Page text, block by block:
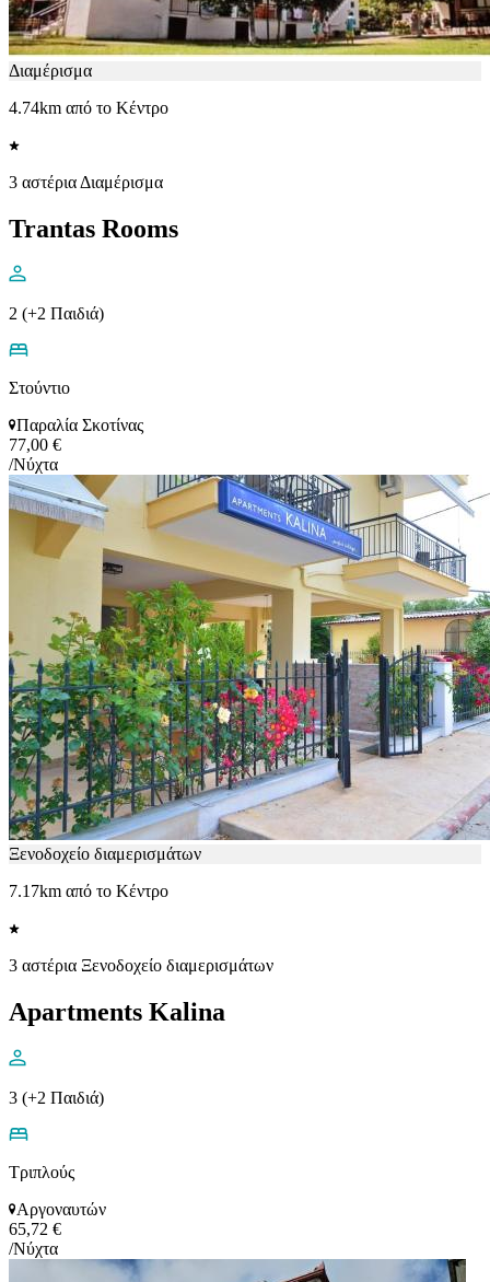
Διαμέρισμα
4.74km από το Κέντρο
3 αστέρια Διαμέρισμα
Trantas Rooms
2 (+2 Παιδιά)
Στούντιο
Παραλία Σκοτίνας
77,00 €
/Νύχτα
Ξενοδοχείο διαμερισμάτων
7.17km από το Κέντρο
3 αστέρια Ξενοδοχείο διαμερισμάτων
Apartments Kalina
3 (+2 Παιδιά)
Τριπλούς
Αργοναυτών
65,72 €
/Νύχτα